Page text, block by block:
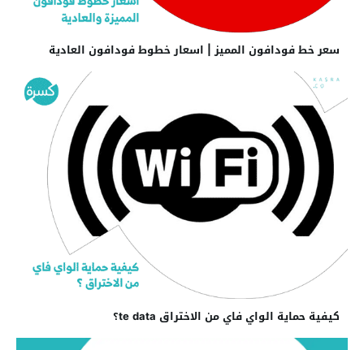
سعر خط فودافون المميز | اسعار خطوط فودافون العادية
كيفية حماية الواي فاي من الاختراق te data؟